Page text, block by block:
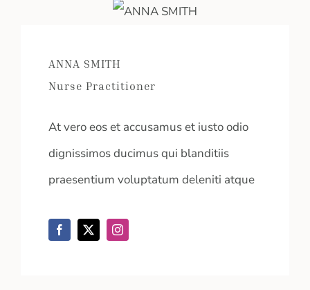
ANNA SMITH
Nurse Practitioner
At vero eos et accusamus et iusto odio
dignissimos ducimus qui blanditiis
praesentium voluptatum deleniti atque